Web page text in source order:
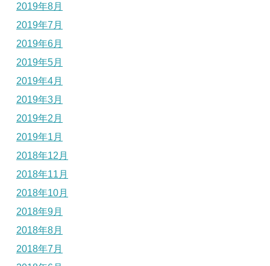
2019年8月
2019年7月
2019年6月
2019年5月
2019年4月
2019年3月
2019年2月
2019年1月
2018年12月
2018年11月
2018年10月
2018年9月
2018年8月
2018年7月